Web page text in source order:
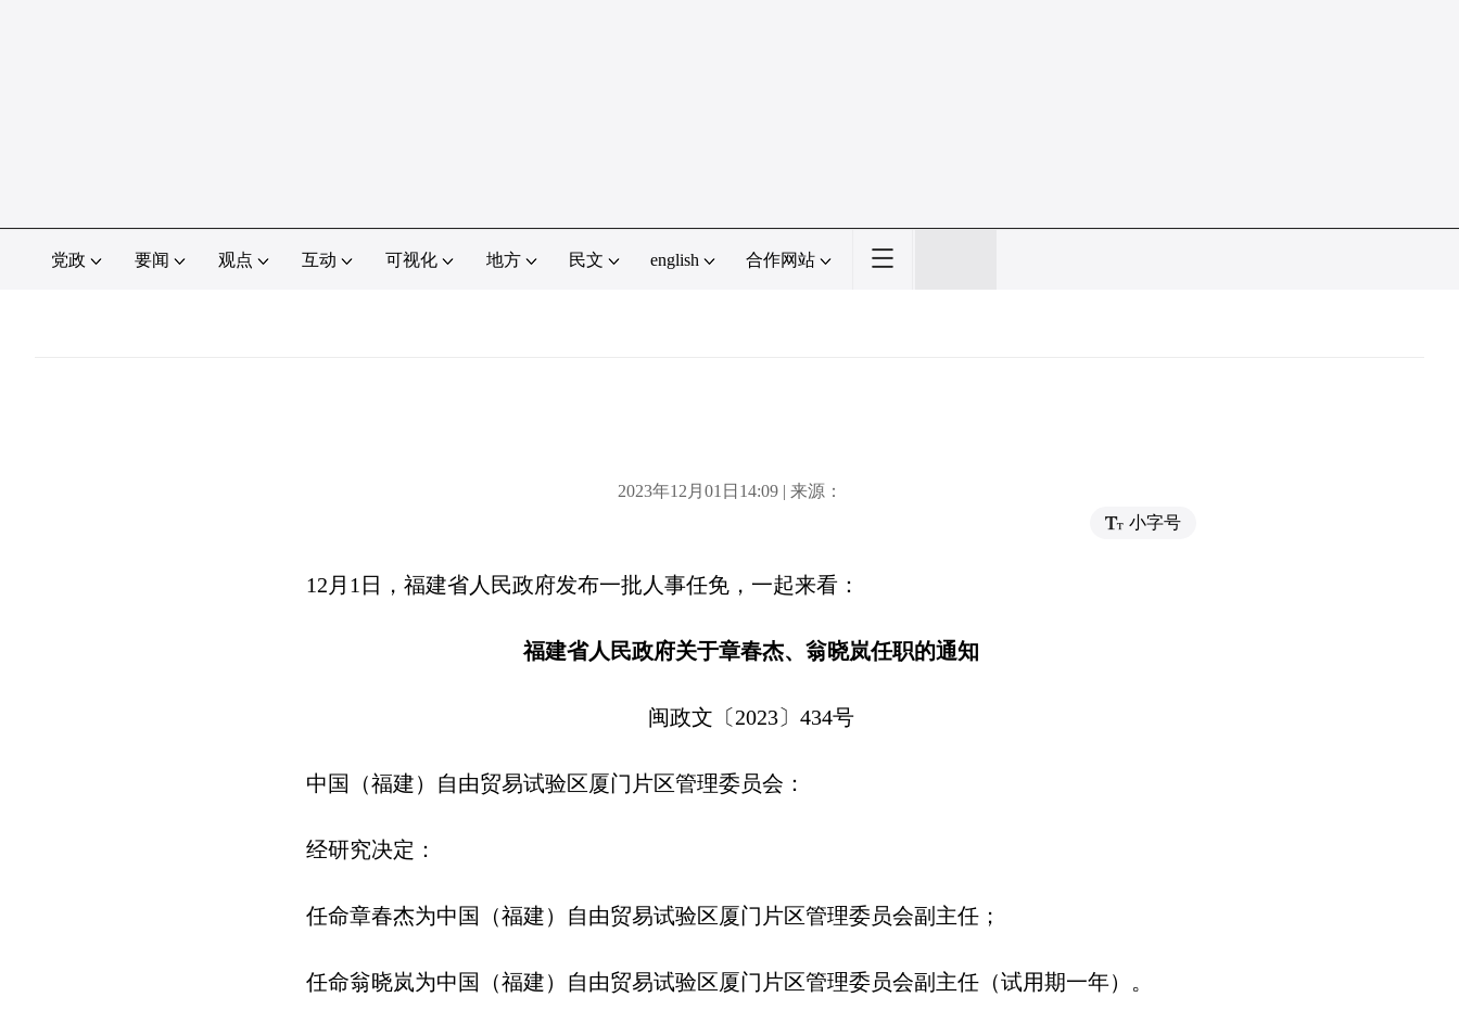
党政 要闻 观点 互动 可视化 地方 民文 english 合作网站
2023年12月01日14:09 | 来源：
小字号
12月1日，福建省人民政府发布一批人事任免，一起来看：
福建省人民政府关于章春杰、翁晓岚任职的通知
闽政文〔2023〕434号
中国（福建）自由贸易试验区厦门片区管理委员会：
经研究决定：
任命章春杰为中国（福建）自由贸易试验区厦门片区管理委员会副主任；
任命翁晓岚为中国（福建）自由贸易试验区厦门片区管理委员会副主任（试用期一年）。